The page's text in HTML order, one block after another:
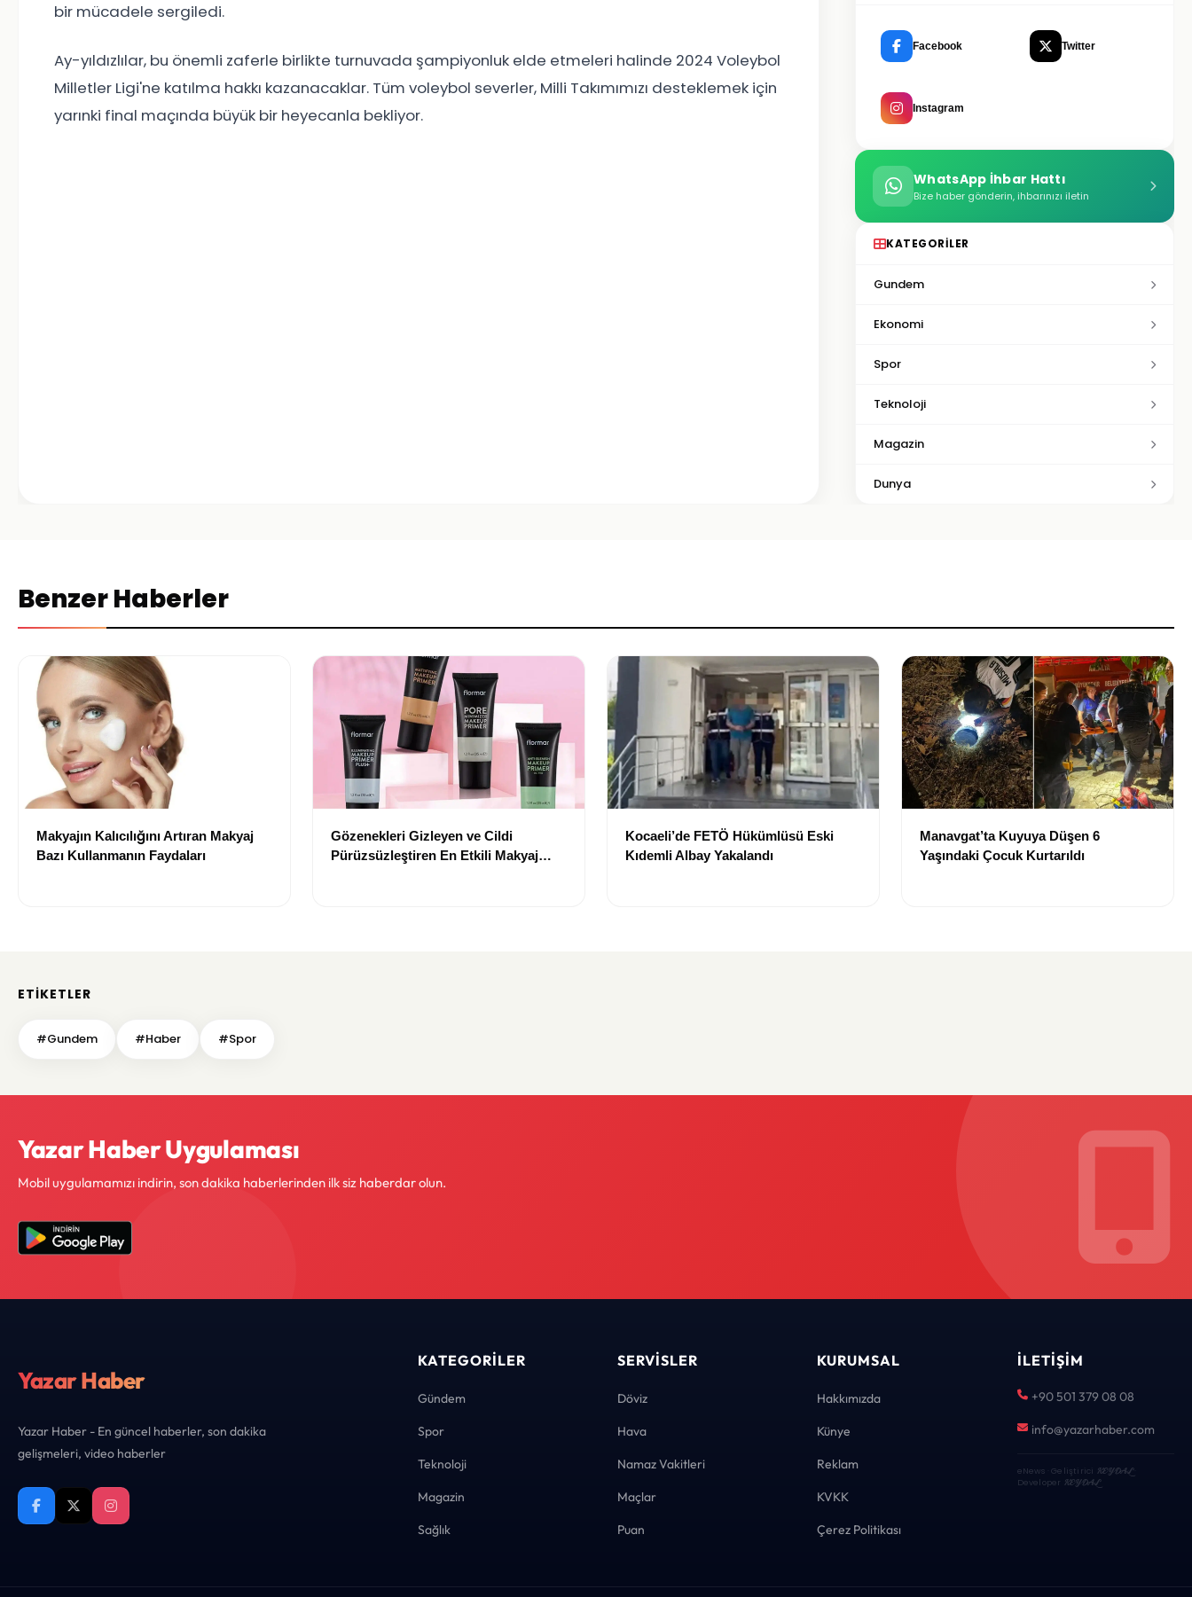
bir mücadele sergiledi.
Ay-yıldızlılar, bu önemli zaferle birlikte turnuvada şampiyonluk elde etmeleri halinde 2024 Voleybol
Milletler Ligi'ne katılma hakkı kazanacaklar. Tüm voleybol severler, Milli Takımımızı desteklemek için
yarınki final maçında büyük bir heyecanla bekliyor.
Facebook Twitter
Instagram
WhatsApp İhbar Hattı
Bize haber gönderin, ihbarınızı iletin
KATEGORILER
Gundem
Ekonomi
Spor
Teknoloji
Magazin
Dunya
Benzer Haberler
Makyajın Kalıcılığını Artıran Makyaj
Bazı Kullanmanın Faydaları
Gözenekleri Gizleyen ve Cildi
Pürüzsüzleştiren En Etkili Makyaj
Kocaeli’de FETÖ Hükümlüsü Eski
Kıdemli Albay Yakalandı
Manavgat’ta Kuyuya Düşen 6
Yaşındaki Çocuk Kurtarıldı
ETIKETLER
#Gundem #Haber #Spor
Yazar Haber Uygulaması
Mobil uygulamamızı indirin, son dakika haberlerinden ilk siz haberdar olun.
Yazar Haber
Yazar Haber - En güncel haberler, son dakika
gelişmeleri, video haberler
KATEGORILER
Gündem
Spor
Teknoloji
Magazin
Sağlık
SERVISLER
Döviz
Hava
Namaz Vakitleri
Maçlar
Puan
KURUMSAL
Hakkımızda
Künye
Reklam
KVKK
Çerez Politikası
İLETIŞIM
+90 501 379 08 08
info@yazarhaber.com
eNews · Geliştirici KEYDAL·
Developer KEYDAL